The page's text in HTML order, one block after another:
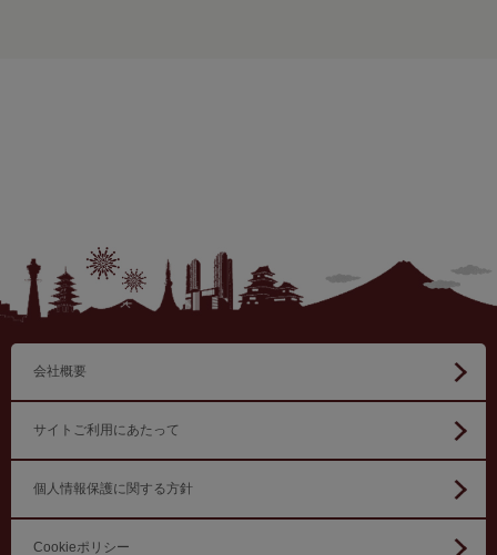
会社概要
サイトご利用にあたって
個人情報保護に関する方針
Cookieポリシー